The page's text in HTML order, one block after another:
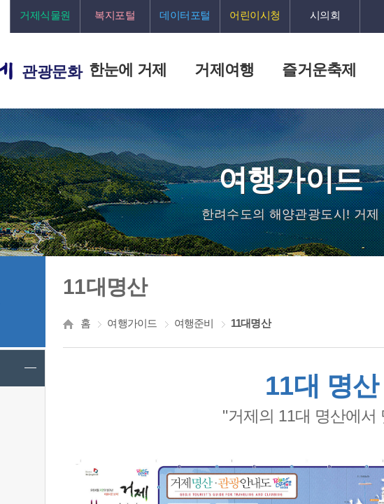
거제식물원 복지포털 데이터포털 어린이시청 시의회
관광문화 한눈에 거제 거제여행 즐거운축제
여행가이드
한려수도의 해양관광도시! 거제
11대명산
홈 여행가이드 여행준비 11대명산
11대 명
"거제의 11대 명산에서